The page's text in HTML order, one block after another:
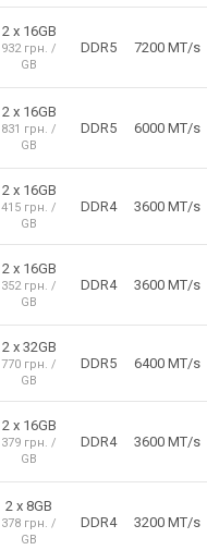
2 х 16GB
932 грн. /
GB
DDR5 7200 MT/s
2 х 16GB
831 грн. /
GB
DDR5 6000 MT/s
2 х 16GB
415 грн. /
GB
DDR4 3600 MT/s
2 х 16GB
352 грн. /
GB
DDR4 3600 MT/s
2 x 32GB
770 грн. /
GB
DDR5 6400 MT/s
2 х 16GB
379 грн. /
GB
DDR4 3600 MT/s
2 x 8GB
378 грн. /
GB
DDR4 3200 MT/s